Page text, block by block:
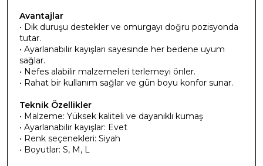
Avantajlar
• Dik duruşu destekler ve omurgayı doğru pozisyonda
tutar.
• Ayarlanabilir kayışları sayesinde her bedene uyum
sağlar.
• Nefes alabilir malzemeleri terlemeyi önler.
• Rahat bir kullanım sağlar ve gün boyu konfor sunar.
Teknik Özellikler
• Malzeme: Yüksek kaliteli ve dayanıklı kumaş
• Ayarlanabilir kayışlar: Evet
• Renk seçenekleri: Siyah
• Boyutlar: S, M, L